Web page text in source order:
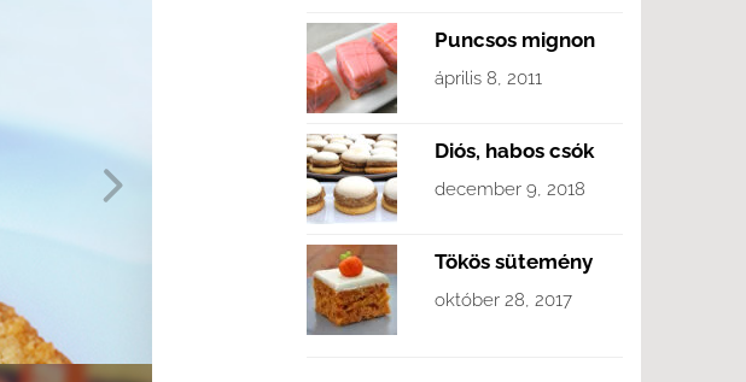
Puncsos mignon
április 8, 2011
Diós, habos csók
december 9, 2018
Tökös sütemény
október 28, 2017